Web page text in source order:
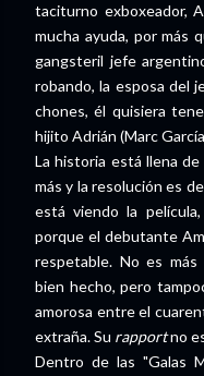
taciturno exboxeador,
mucha ayuda, por más
gangsteril jefe
robando, la esposa del
chones, él quisiera
hijito Adrián (Marc
La historia está llena de
más y la resolución es
está viendo la
porque el debutante
respetable. No es más
bien hecho, pero
amorosa entre el
extraña. Su rapportno
Dentro de las "Galas